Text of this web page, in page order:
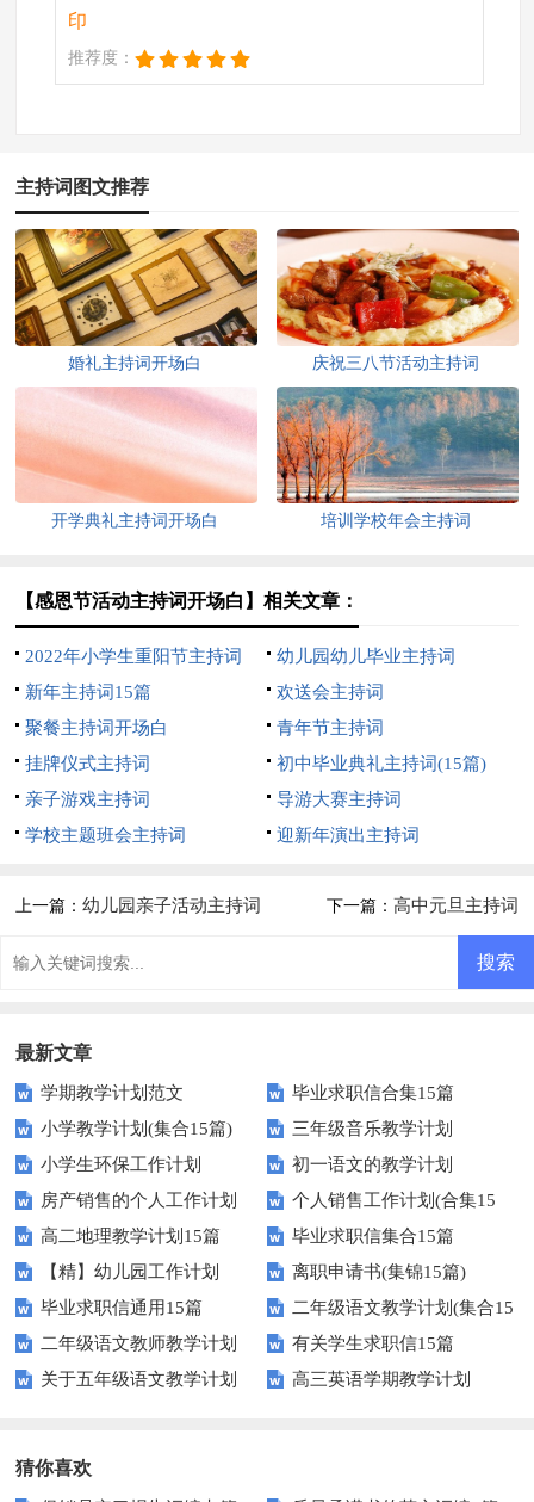
印
推荐度：
主持词图文推荐
婚礼主持词开场白 庆祝三八节活动主持词
开学典礼主持词开场白 培训学校年会主持词
【感恩节活动主持词开场白】相关文章：
2022年小学生重阳节主持词
幼儿园幼儿毕业主持词
新年主持词15篇
欢送会主持词
聚餐主持词开场白
青年节主持词
挂牌仪式主持词
初中毕业典礼主持词(15篇)
亲子游戏主持词
导游大赛主持词
学校主题班会主持词
迎新年演出主持词
上一篇：幼儿园亲子活动主持词 下一篇： 高中元旦主持词
最新文章
学期教学计划范文
毕业求职信合集15篇
小学教学计划(集合15篇)
三年级音乐教学计划
小学生环保工作计划
初一语文的教学计划
房产销售的个人工作计划
个人销售工作计划(合集15
篇)
高二地理教学计划15篇
毕业求职信集合15篇
【精】幼儿园工作计划
离职申请书(集锦15篇)
毕业求职信通用15篇
二年级语文教学计划(集合15
篇)
二年级语文教师教学计划
有关学生求职信15篇
关于五年级语文教学计划
高三英语学期教学计划
猜你喜欢